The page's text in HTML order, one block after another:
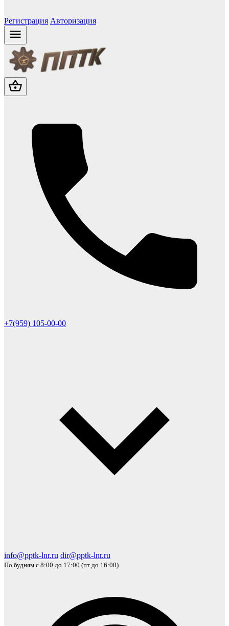
Регистрация Авторизация
+7(959) 105-00-00
info@pptk-lnr.ru dir@pptk-lnr.ru
По будням с 8:00 до 17:00 (пт до 16:00)